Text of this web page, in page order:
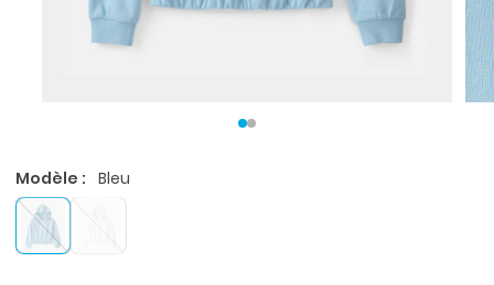
Modèle : Bleu